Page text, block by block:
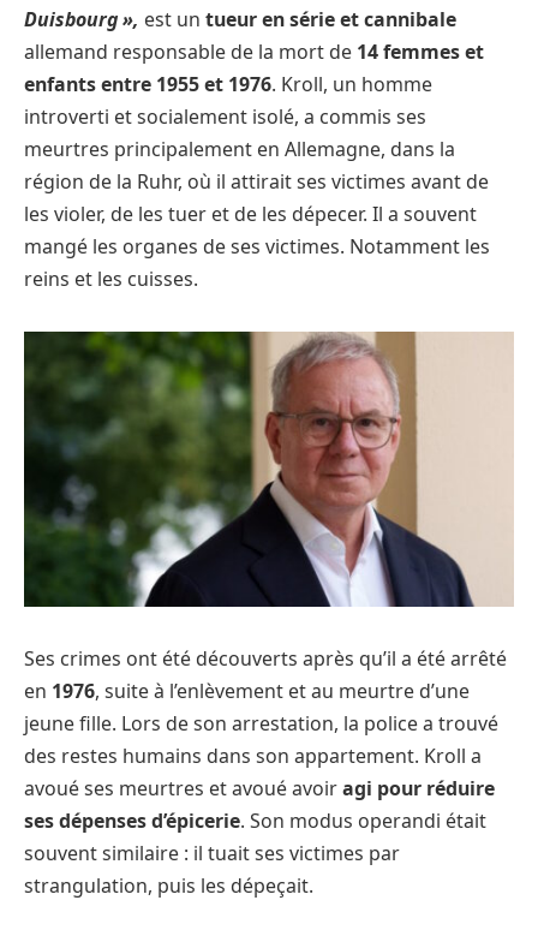
Duisbourg », est un tueur en série et cannibale
allemand responsable de la mort de 14 femmes et
enfants entre 1955 et 1976. Kroll, un homme
introverti et socialement isolé, a commis ses
meurtres principalement en Allemagne, dans la
région de la Ruhr, où il attirait ses victimes avant de
les violer, de les tuer et de les dépecer. Il a souvent
mangé les organes de ses victimes. Notamment les
reins et les cuisses.
Ses crimes ont été découverts après qu’il a été arrêté
en 1976, suite à l’enlèvement et au meurtre d’une
jeune fille. Lors de son arrestation, la police a trouvé
des restes humains dans son appartement. Kroll a
avoué ses meurtres et avoué avoiragi pour réduire
ses dépenses d’épicerie. Son modus operandi était
souvent similaire : il tuait ses victimes par
strangulation, puis les dépeçait.